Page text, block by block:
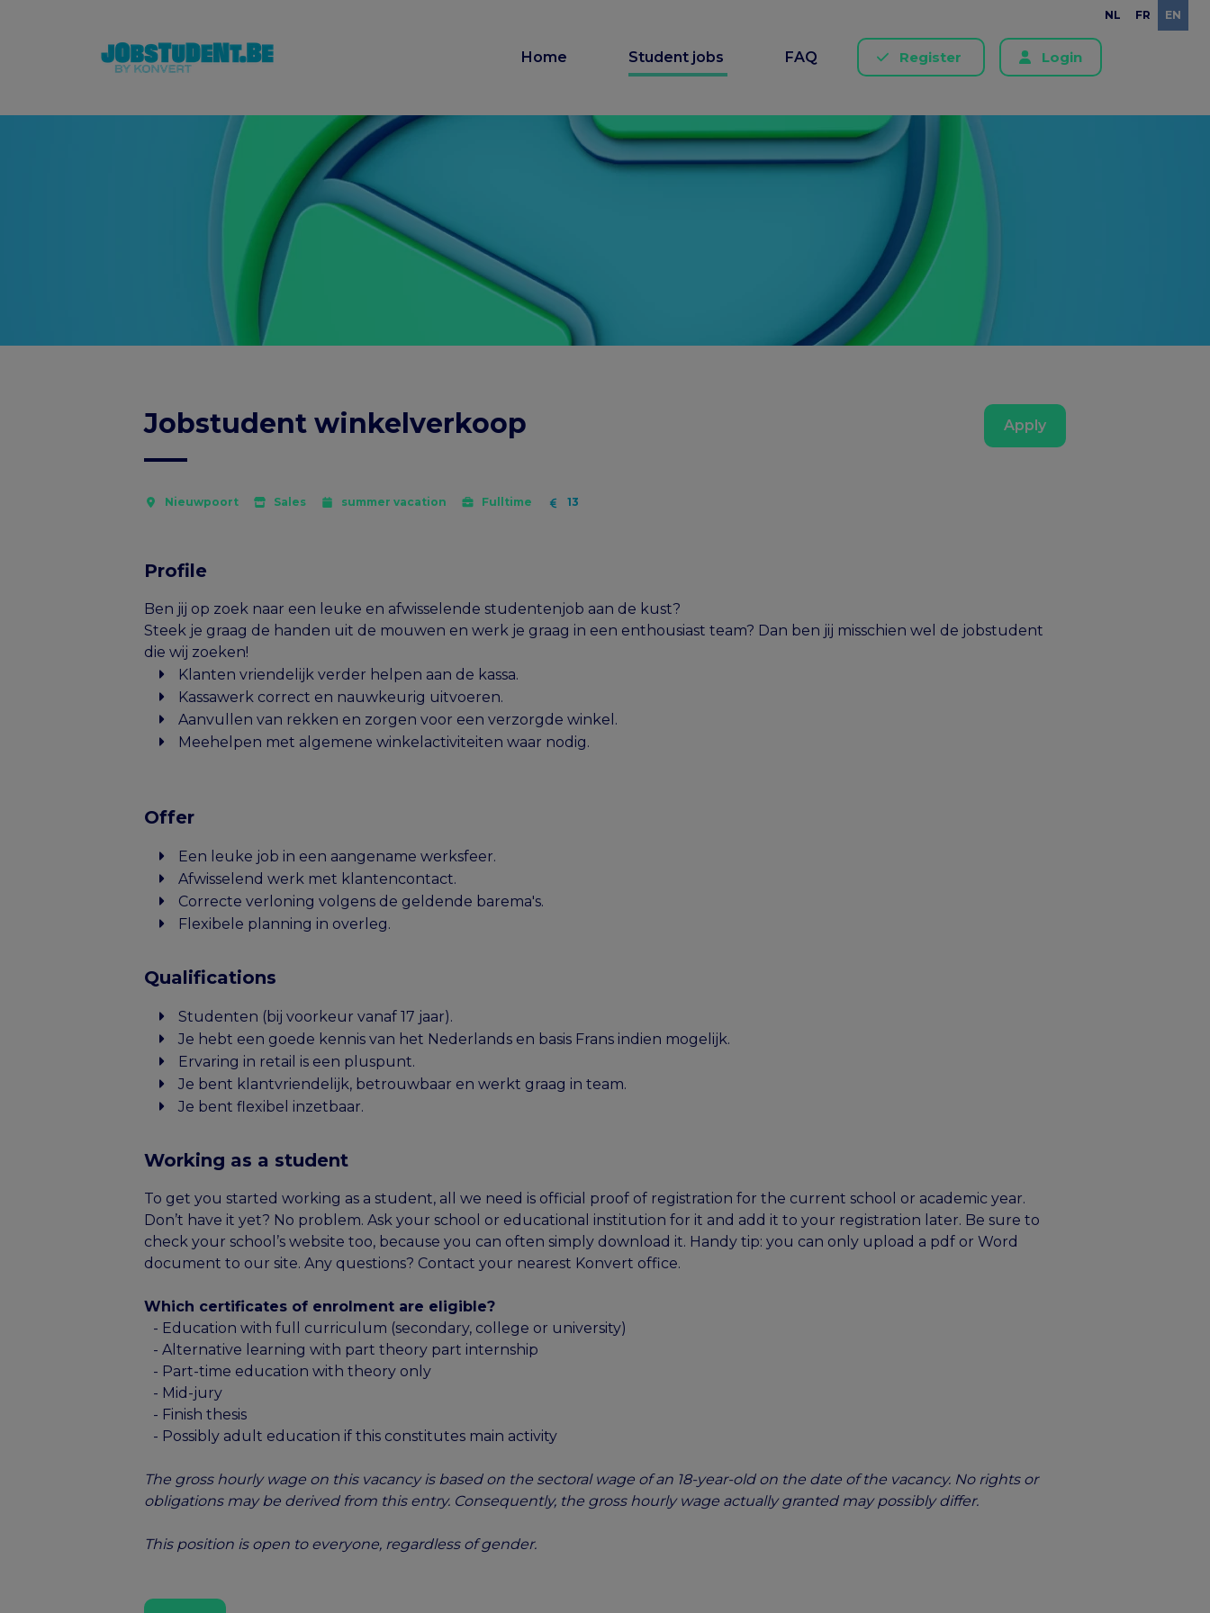
NL FR EN
Home Student jobs FAQ Register Login
Jobstudent winkelverkoop Apply
Nieuwpoort Sales summer vacation Fulltime 13
Profile
Ben jij op zoek naar een leuke en afwisselende studentenjob aan de kust?
Steek je graag de handen uit de mouwen en werk je graag in een enthousiast team? Dan ben jij misschien wel de jobstudent
die wij zoeken!
Klanten vriendelijk verder helpen aan de kassa.
Kassawerk correct en nauwkeurig uitvoeren.
Aanvullen van rekken en zorgen voor een verzorgde winkel.
Meehelpen met algemene winkelactiviteiten waar nodig.
Offer
Een leuke job in een aangename werksfeer.
Afwisselend werk met klantencontact.
Correcte verloning volgens de geldende barema's.
Flexibele planning in overleg.
Qualifications
Studenten (bij voorkeur vanaf 17 jaar).
Je hebt een goede kennis van het Nederlands en basis Frans indien mogelijk.
Ervaring in retail is een pluspunt.
Je bent klantvriendelijk, betrouwbaar en werkt graag in team.
Je bent flexibel inzetbaar.
Working as a student
To get you started working as a student, all we need is official proof of registration for the current school or academic year.
Don’t have it yet? No problem. Ask your school or educational institution for it and add it to your registration later. Be sure to
check your school’s website too, because you can often simply download it. Handy tip: you can only upload a pdf or Word
document to our site. Any questions? Contact your nearest Konvert office.
Which certificates of enrolment are eligible?
- Education with full curriculum (secondary, college or university)
- Alternative learning with part theory part internship
- Part-time education with theory only
- Mid-jury
- Finish thesis
- Possibly adult education if this constitutes main activity
The gross hourly wage on this vacancy is based on the sectoral wage of an 18-year-old on the date of the vacancy. No rights or
obligations may be derived from this entry. Consequently, the gross hourly wage actually granted may possibly differ.
This position is open to everyone, regardless of gender.